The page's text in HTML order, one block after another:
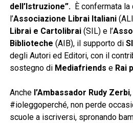
dell’Istruzione”.È confermata la
l’Associazione Librai Italiani
Librai e Cartolibrai(SIL) e l’
Biblioteche (AIB), il supporto di
degli Autori ed Editori, con il
sostegno di Mediafriends e Rai
Anche l’Ambassador Rudy Zerbi
#ioleggoperché, non perde
scuole a iscriversi, spronando